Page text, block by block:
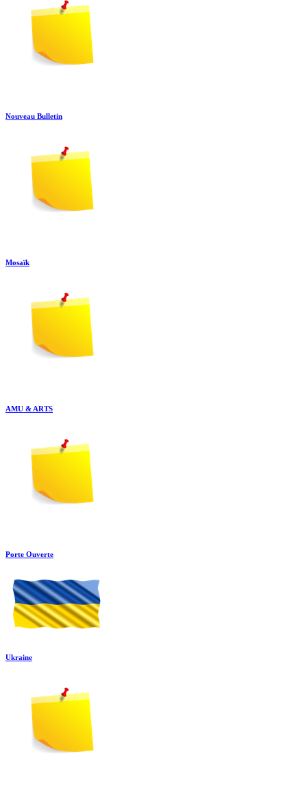
Nouveau Bulletin
Mosaïk
AMU & ARTS
Porte Ouverte
Ukraine